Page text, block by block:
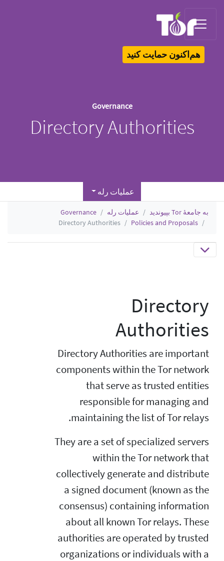
هم‌اکنون حمایت کنید
Governance
Directory Authorities
عملیات رله
به جامعهٔ Tor بپیوندید عملیات رله
Governance
Policies and Proposals
Directory Authorities
Directory
Authorities
Directory Authorities are important
components within the Tor network
that serve as trusted entities
responsible for managing and
maintaining the list of Tor relays.
They are a set of specialized servers
within the Tor network that
collectively generate and distribute
a signed document (known as the
consensus) containing information
about all known Tor relays. These
authorities are operated by trusted
organizations or individuals with a